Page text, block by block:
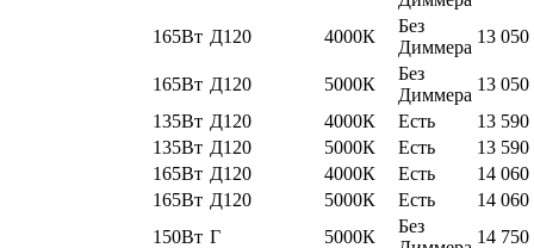
165Вт Д120 4000К
Без
Диммера
13 050
165Вт Д120 5000К
Без
Диммера
13 050
135Вт Д120 4000К Есть
13 590
135Вт Д120 5000К Есть
13 590
165Вт Д120 4000К Есть
14 060
165Вт Д120 5000К Есть
14 060
150Вт Г 5000К
Без
14 750